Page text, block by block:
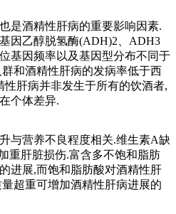
酒精性肝病的重要影响因素.
因乙醇脱氢酶(ADH)2、ADH3
基因频率以及基因型分布不同于
和酒精性肝病的发病率低于西
肝病并非发生于所有的饮酒者,
个体差异.
营养不良程度相关.维生素A缺
重肝脏损伤.富含多不饱和脂肪
进展,而饱和脂肪酸对酒精性肝
超重可增加酒精性肝病进展的